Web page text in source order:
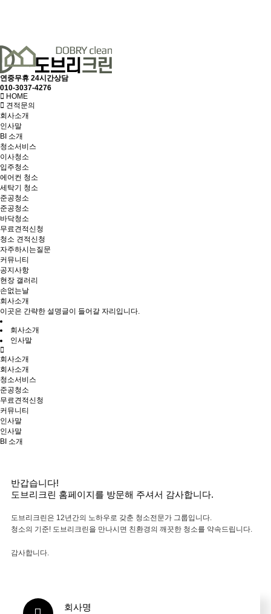
연중무휴 24시간상담
010-3037-4276
HOME
견적문의
회사소개
인사말
BI 소개
청소서비스
이사청소
입주청소
에어컨 청소
세탁기 청소
준공청소
준공청소
바닥청소
무료견적신청
청소 견적신청
자주하시는질문
커뮤니티
공지사항
현장 갤러리
손없는날
회사소개
이곳은 간략한 설명글이 들어갈 자리입니다.
회사소개
인사말
회사소개
회사소개
청소서비스
준공청소
무료견적신청
커뮤니티
인사말
인사말
BI 소개
반갑습니다!
도브리크린 홈페이지를 방문해 주셔서 감사합니다.
도브리크린은 12년간의 노하우로 갖춘 청소전문가 그룹입니다.
청소의 기준! 도브리크린을 만나시면 친환경의 깨끗한 청소를 약속드립니다.
감사합니다.
회사명